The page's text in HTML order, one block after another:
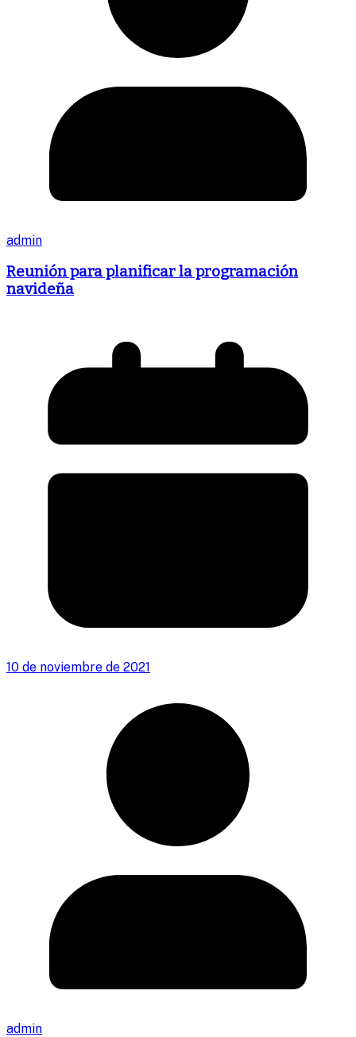
admin
Reunión para planificar la programación
navideña
10 de noviembre de 2021
admin